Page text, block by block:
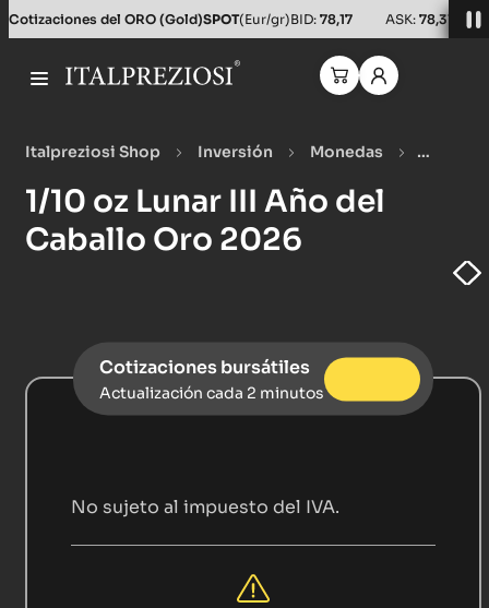
Cotizaciones del ORO (Gold)SPOT(Eur/gr)BID: 78,17 ASK: 78,31
Italpreziosi Shop Inversión
Monedas
2026
1/10 oz Lunar III Año del
Caballo Oro 2026
Cotizaciones bursátiles
Actualización cada 2 minutos
No sujeto al impuesto del IVA.